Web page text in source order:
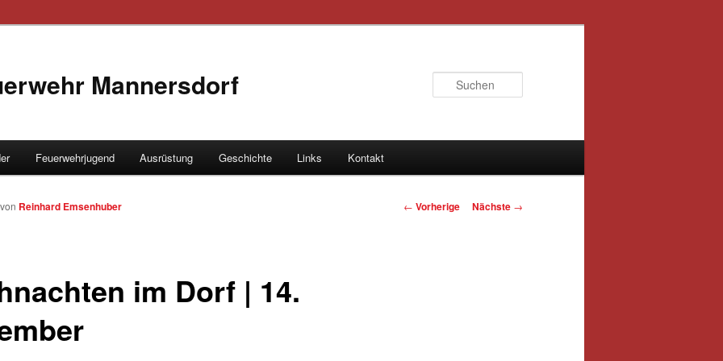
Mannersdorf
Feuerwehrjugend Ausrüstung Geschichte Links Kontakt
Artikelnavigation
← Vorherige Nächste →
im Dorf | 14.
von Reinhard Emsenhuber